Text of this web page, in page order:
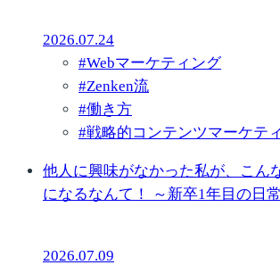
2026.07.24
#Webマーケティング
#Zenken流
#働き方
#戦略的コンテンツマーケテ
他人に興味がなかった私が、こん
になるなんて！ ～新卒1年目の日
2026.07.09